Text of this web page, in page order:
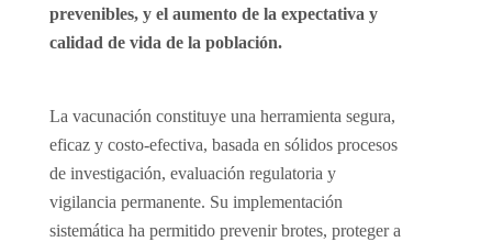
prevenibles, y el aumento de la expectativa y
calidad de vida de la población.
La vacunación constituye una herramienta segura,
eficaz y costo-efectiva, basada en sólidos procesos
de investigación, evaluación regulatoria y
vigilancia permanente. Su implementación
sistemática ha permitido prevenir brotes, proteger a